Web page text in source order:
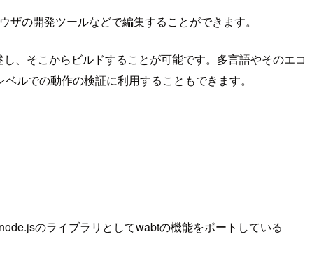
の開発ツールなどで編集することができます。
、そこからビルドすることが可能です。多言語やそのエコ
ルでの動作の検証に利用することもできます。
のライブラリとしてwabtの機能をポートしている